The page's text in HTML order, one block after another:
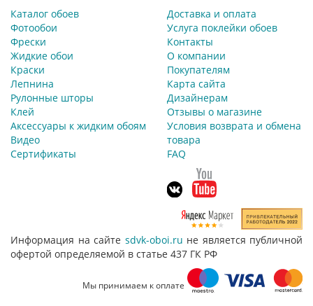
Каталог обоев
Фотообои
Фрески
Жидкие обои
Краски
Лепнина
Рулонные шторы
Клей
Аксессуары к жидким обоям
Видео
Сертификаты
Доставка и оплата
Услуга поклейки обоев
Контакты
О компании
Покупателям
Карта сайта
Дизайнерам
Отзывы о магазине
Условия возврата и обмена
товара
FAQ
Информация на сайте sdvk-oboi.ru не является публичной
офертой определяемой в статье 437 ГК РФ
Мы принимаем к оплате